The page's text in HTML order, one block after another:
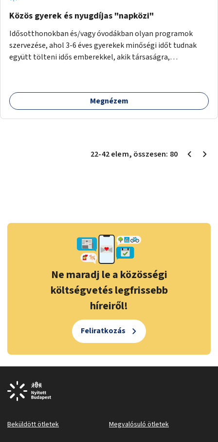
Közös gyerek és nyugdíjas "napközi"
Idősotthonokban és/vagy óvodákban olyan programok
szervezése, ahol 3-6 éves gyerekek minőségi időt tudnak
együtt tölteni idős emberekkel, akik társaságra,
Megnézem
22-42elem, összesen: 80
Ne maradj le a közösségi
költségvetés legfrissebb
híreiről!
Feliratkozás
Beküldött ötletek Megvalósuló ötletek